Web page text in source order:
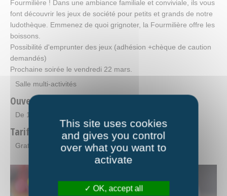
Fourmilière ! Dans une ambiance familiale et conviviale, ils vous
font découvrir les jeux de société pour petits et grands de notre
ludothèque. Emmenez de quoi grignoter, la Fourmilière offre les
boissons.
Possibilité d'emprunter des jeux (adhésion +chèque de caution
demandés)
Prochaine soirée le vendredi 22 mars.
Salle multi-activités
Ouverture
De 18h à 21h
Tarifs
Gratuit
This site uses cookies
and gives you control
over what you want to
activate
OK, accept all